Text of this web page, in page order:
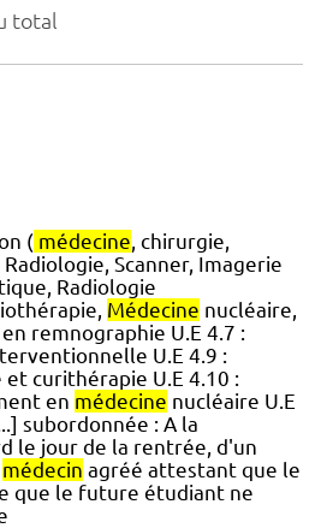
total
( médecine , chirurgie,
Scanner, Imagerie
Radiologie
Médecine nucléaire,
remnographie U.E 4.7 :
U.E 4.9 :
curithérapie U.E 4.10 :
en médecine nucléaire U.E
subordonnée : A la
le jour de la rentrée, d'un
médecin agréé attestant que le
que le future étudiant ne